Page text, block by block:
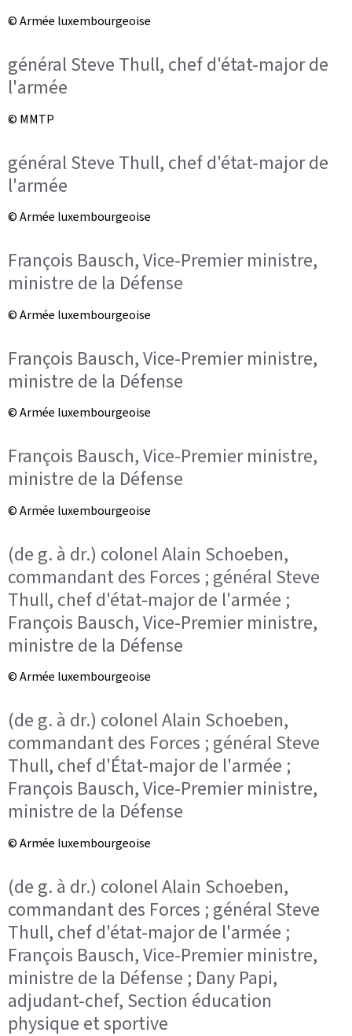
© Armée luxembourgeoise
général Steve Thull, chef d'état-major de
l'armée
© MMTP
général Steve Thull, chef d'état-major de
l'armée
© Armée luxembourgeoise
François Bausch, Vice-Premier ministre,
ministre de la Défense
© Armée luxembourgeoise
François Bausch, Vice-Premier ministre,
ministre de la Défense
© Armée luxembourgeoise
François Bausch, Vice-Premier ministre,
ministre de la Défense
© Armée luxembourgeoise
(de g. à dr.) colonel Alain Schoeben,
commandant des Forces ; général Steve
Thull, chef d'état-major de l'armée ;
François Bausch, Vice-Premier ministre,
ministre de la Défense
© Armée luxembourgeoise
(de g. à dr.) colonel Alain Schoeben,
commandant des Forces ; général Steve
Thull, chef d'État-major de l'armée ;
François Bausch, Vice-Premier ministre,
ministre de la Défense
© Armée luxembourgeoise
(de g. à dr.) colonel Alain Schoeben,
commandant des Forces ; général Steve
Thull, chef d'état-major de l'armée ;
François Bausch, Vice-Premier ministre,
ministre de la Défense ; Dany Papi,
adjudant-chef, Section éducation
physique et sportive